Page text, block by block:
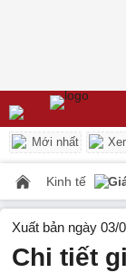
Mới nhất
Kinh tế
Xuất bản ngày 03/
Chi tiết